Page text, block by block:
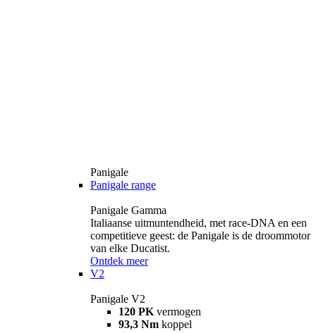
Panigale
Panigale range
Panigale Gamma
Italiaanse uitmuntendheid, met race-DNA en een
competitieve geest: de Panigale is de droommotor
van elke Ducatist.
Ontdek meer
V2
Panigale V2
120 PK vermogen
93,3 Nm koppel